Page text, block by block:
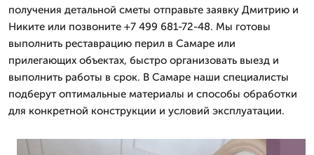
получения детальной сметы отправьте заявку Дмитрию и
Никите или позвоните +7 499 681-72-48. Мы готовы
выполнить реставрацию перил в Самаре или
прилегающих объектах, быстро организовать выезд и
выполнить работы в срок. В Самаре наши специалисты
подберут оптимальные материалы и способы обработки
для конкретной конструкции и условий эксплуатации.